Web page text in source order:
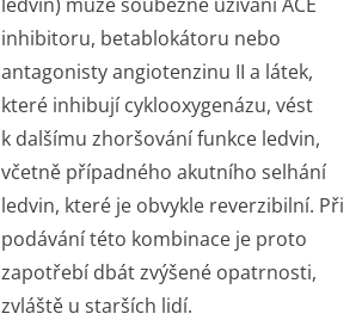
inhibitoru, betablokátoru nebo
antagonisty angiotenzinu II a látek,
které inhibují cyklooxygenázu, vést
k dalšímu zhoršování funkce ledvin,
včetně případného akutního selhání
ledvin, které je obvykle reverzibilní. Při
podávání této kombinace je proto
zapotřebí dbát zvýšené opatrnosti,
zvláště u starších lidí.